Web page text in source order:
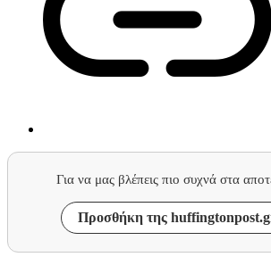
Για να μας βλέπεις πιο συχνά στα
Προσθήκη της